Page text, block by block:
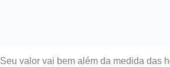
Seu valor vai bem além da medida das